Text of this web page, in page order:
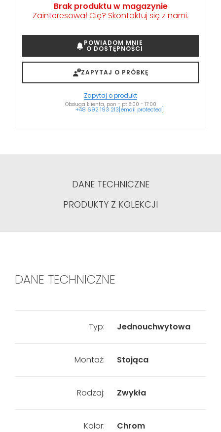
Brak produktu w magazynie
Zainteresował Cię? Skontaktuj się z nami.
POWIADOM MNIE
O DOSTĘPNOŚCI
ZAPYTAJ O PRÓBKĘ
Zapytaj o produkt
Obsługa klienta, pon - pt 8:00 - 17:00
+48 692 193 213[email protected]
DANE TECHNICZNE
PRODUKTY Z KOLEKCJI
DANE TECHNICZNE
Typ: Jednouchwytowa
Montaż: Stojąca
Rodzaj: Zwykła
Kolor: Chrom